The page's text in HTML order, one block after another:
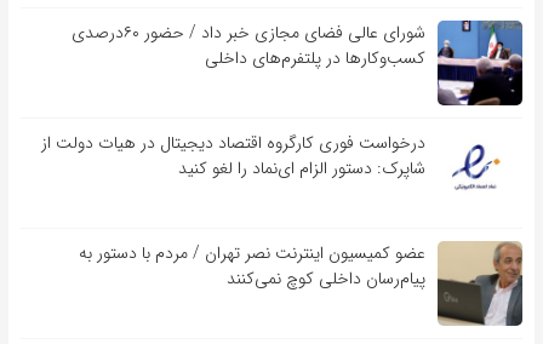
شورای عالی فضای مجازی خبر داد / حضور ۶۰درصدی
کسب‌و‌کارها در پلتفرم‌های داخلی
درخواست فوری کارگروه اقتصاد دیجیتال در هیات دولت از
شاپرک: دستور الزام ای‌نماد را لغو کنید
عضو کمیسیون اینترنت نصر تهران / مردم با دستور به
پیام‌رسان داخلی کوچ نمی‌کنند